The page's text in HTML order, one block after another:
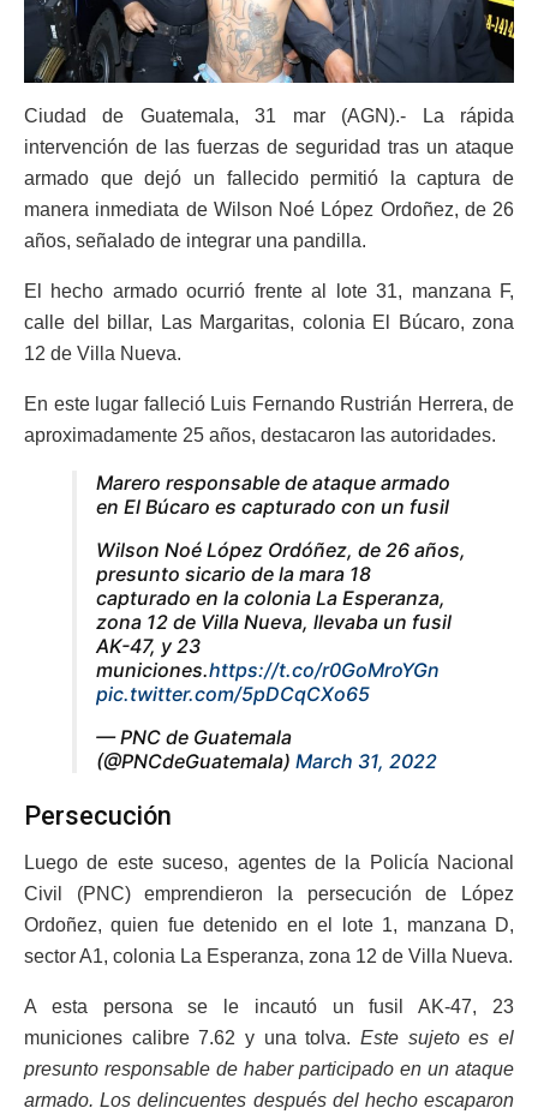
Ciudad de Guatemala, 31 mar (AGN).- La rápida
intervención de las fuerzas de seguridad tras un ataque
armado que dejó un fallecido permitió la captura de
manera inmediata de Wilson Noé López Ordoñez, de 26
años, señalado de integrar una pandilla.
El hecho armado ocurrió frente al lote 31, manzana F,
calle del billar, Las Margaritas, colonia El Búcaro, zona
12 de Villa Nueva.
En este lugar falleció Luis Fernando Rustrián Herrera, de
aproximadamente 25 años, destacaron las autoridades.
Marero responsable de ataque armado
en El Búcaro es capturado con un fusil
Wilson Noé López Ordóñez, de 26 años,
presunto sicario de la mara 18
capturado en la colonia La Esperanza,
zona 12 de Villa Nueva, llevaba un fusil
AK-47, y 23
municiones.https://t.co/r0GoMroYGn
pic.twitter.com/5pDCqCXo65
— PNC de Guatemala
(@PNCdeGuatemala) March 31, 2022
Persecución
Luego de este suceso, agentes de la Policía Nacional
Civil (PNC) emprendieron la persecución de López
Ordoñez, quien fue detenido en el lote 1, manzana D,
sector A1, colonia La Esperanza, zona 12 de Villa Nueva.
A esta persona se le incautó un fusil AK-47, 23
municiones calibre 7.62 y una tolva. Este sujeto es el
presunto responsable de haber participado en un ataque
armado. Los delincuentes después del hecho escaparon